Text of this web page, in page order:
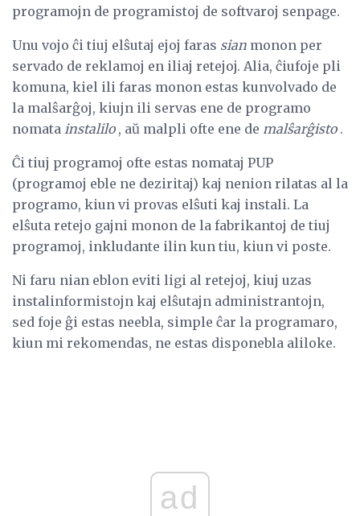
programojn de programistoj de softvaroj senpage.
Unu vojo ĉi tiuj elŝutaj ejoj faras sian monon per
servado de reklamoj en iliaj retejoj. Alia, ĉiufoje pli
komuna, kiel ili faras monon estas kunvolvado de
la malŝarĝoj, kiujn ili servas ene de programo
nomata instalilo, aŭ malpli ofte ene de malŝarĝisto.
Ĉi tiuj programoj ofte estas nomataj PUP
(programoj eble ne deziritaj) kaj nenion rilatas al la
programo, kiun vi provas elŝuti kaj instali. La
elŝuta retejo gajni monon de la fabrikantoj de tiuj
programoj, inkludante ilin kun tiu, kiun vi poste.
Ni faru nian eblon eviti ligi al retejoj, kiuj uzas
instalinformistojn kaj elŝutajn administrantojn,
sed foje ĝi estas neebla, simple ĉar la programaro,
kiun mi rekomendas, ne estas disponebla aliloke.
ad